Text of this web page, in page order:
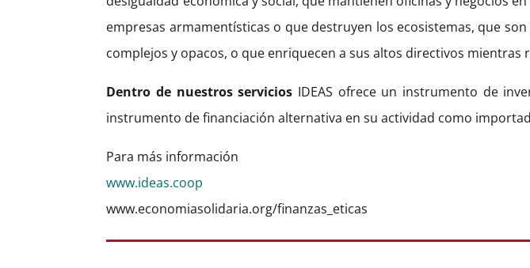
empresas armamentísticas o que destruyen los ecosistemas, que
complejos y opacos, o que enriquecen a sus altos directivos
Dentro de nuestros servicios IDEAS ofrece un instrumento de
instrumento de financiación alternativa en su actividad como
Para más información
www.ideas.coop
www.economiasolidaria.org/finanzas_eticas